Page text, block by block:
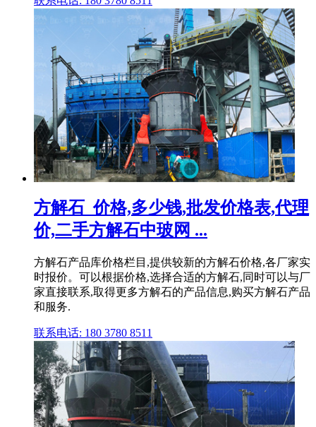
方解石_价格,多少钱,批发价格表,代理
价,二手方解石中玻网 ...
方解石产品库价格栏目,提供较新的方解石价格,各厂家实
时报价。可以根据价格,选择合适的方解石,同时可以与厂
家直接联系,取得更多方解石的产品信息,购买方解石产品
和服务.
联系电话: 180 3780 8511